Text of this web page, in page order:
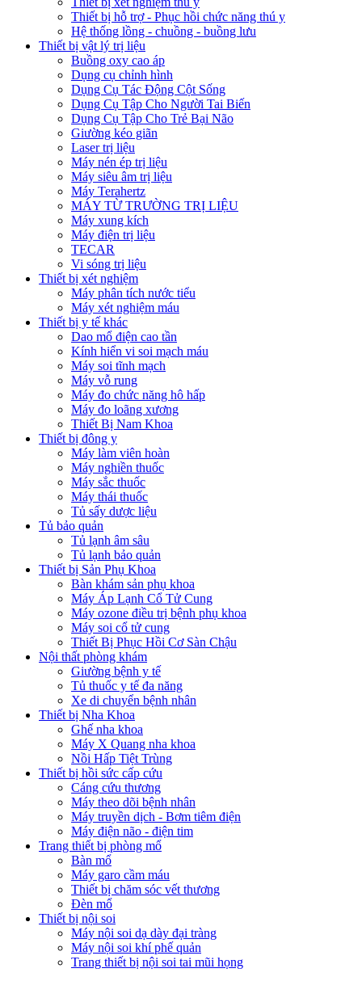
Thiết bị hỗ trợ - Phục hồi chức năng thú y
Hệ thống lồng - chuồng - buồng lưu
Thiết bị vật lý trị liệu
Buồng oxy cao áp
Dụng cụ chỉnh hình
Dụng Cụ Tác Động Cột Sống
Dụng Cụ Tập Cho Người Tai Biến
Dụng Cụ Tập Cho Trẻ Bại Não
Giường kéo giãn
Laser trị liệu
Máy nén ép trị liệu
Máy siêu âm trị liệu
Máy Terahertz
MÁY TỪ TRƯỜNG TRỊ LIỆU
Máy xung kích
Máy điện trị liệu
TECAR
Vi sóng trị liệu
Thiết bị xét nghiệm
Máy phân tích nước tiểu
Máy xét nghiệm máu
Thiết bị y tế khác
Dao mổ điện cao tần
Kính hiển vi soi mạch máu
Máy soi tĩnh mạch
Máy vỗ rung
Máy đo chức năng hô hấp
Máy đo loãng xương
Thiết Bị Nam Khoa
Thiết bị đông y
Máy làm viên hoàn
Máy nghiền thuốc
Máy sắc thuốc
Máy thái thuốc
Tủ sấy dược liệu
Tủ bảo quản
Tủ lạnh âm sâu
Tủ lạnh bảo quản
Thiết bị Sản Phụ Khoa
Bàn khám sản phụ khoa
Máy Áp Lạnh Cổ Tử Cung
Máy ozone điều trị bệnh phụ khoa
Máy soi cổ tử cung
Thiết Bị Phục Hồi Cơ Sàn Chậu
Nội thất phòng khám
Giường bệnh y tế
Tủ thuốc y tế đa năng
Xe di chuyển bệnh nhân
Thiết bị Nha Khoa
Ghế nha khoa
Máy X Quang nha khoa
Nồi Hấp Tiệt Trùng
Thiết bị hồi sức cấp cứu
Cáng cứu thương
Máy theo dõi bệnh nhân
Máy truyền dịch - Bơm tiêm điện
Máy điện não - điện tim
Trang thiết bị phòng mổ
Bàn mổ
Máy garo cầm máu
Thiết bị chăm sóc vết thương
Đèn mổ
Thiết bị nội soi
Máy nội soi dạ dày đại tràng
Máy nội soi khí phế quản
Trang thiết bị nội soi tai mũi họng